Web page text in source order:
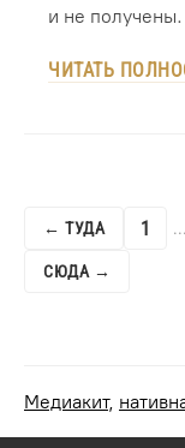
и не получены.
ЧИТАТЬ
← ТУДА 1 ...
СЮДА →
Медиакит,